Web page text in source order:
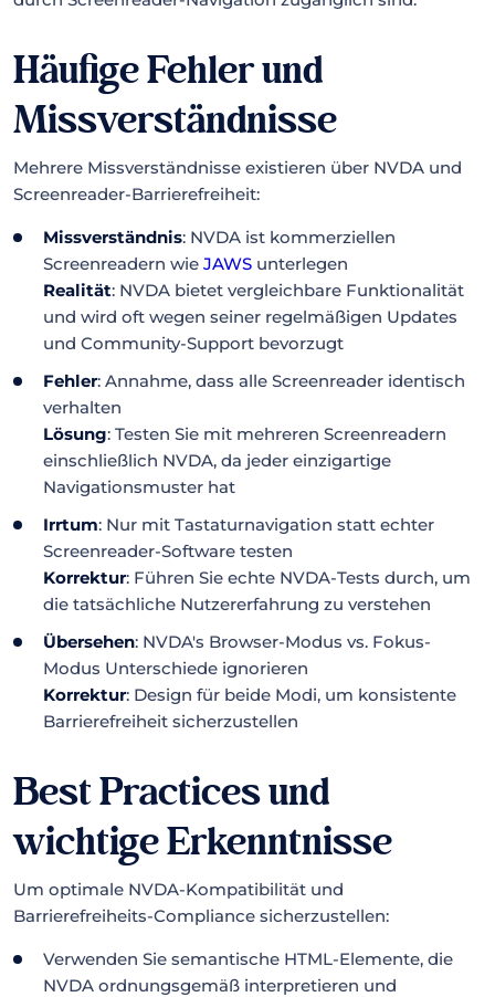
Häufige Fehler und
Missverständnisse
Mehrere Missverständnisse existieren über NVDA und
Screenreader-Barrierefreiheit:
Missverständnis: NVDA ist kommerziellen
Screenreadern wie JAWS unterlegen
Realität: NVDA bietet vergleichbare Funktionalität
und wird oft wegen seiner regelmäßigen Updates
und Community-Support bevorzugt
Fehler: Annahme, dass alle Screenreader identisch
verhalten
Lösung: Testen Sie mit mehreren Screenreadern
einschließlich NVDA, da jeder einzigartige
Navigationsmuster hat
Irrtum: Nur mit Tastaturnavigation statt echter
Screenreader-Software testen
Korrektur: Führen Sie echte NVDA-Tests durch, um
die tatsächliche Nutzererfahrung zu verstehen
Übersehen: NVDA's Browser-Modus vs. Fokus-
Modus Unterschiede ignorieren
Korrektur: Design für beide Modi, um konsistente
Barrierefreiheit sicherzustellen
Best Practices und
wichtige Erkenntnisse
Um optimale NVDA-Kompatibilität und
Barrierefreiheits-Compliance sicherzustellen:
Verwenden Sie semantische HTML-Elemente, die
NVDA ordnungsgemäß interpretieren und